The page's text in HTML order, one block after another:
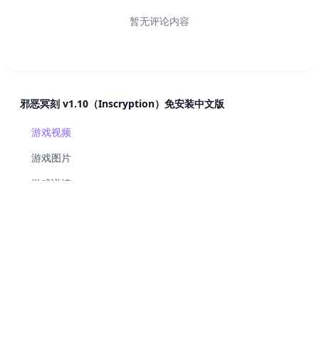
暂无评论内容
邪恶冥刻 v1.10（Inscryption）免安装中文版
游戏视频
游戏图片
游戏详情